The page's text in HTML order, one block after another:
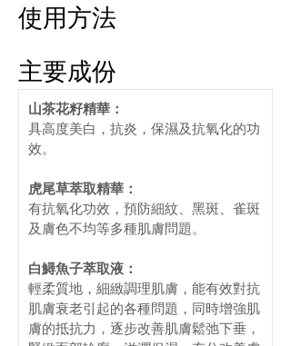
使用方法
主要成份
山茶花籽精華：
具高度美白，抗炎，保濕及抗氧化的功
效。
虎尾草萃取精華：
有抗氧化功效，預防細紋、黑斑、雀斑
及膚色不均等多種肌膚問題。
白鱘魚子萃取液：
輕柔質地，細緻調理肌膚，能有效對抗
肌膚衰老引起的各種問題，同時增強肌
膚的抵抗力，逐步改善肌膚鬆弛下垂，